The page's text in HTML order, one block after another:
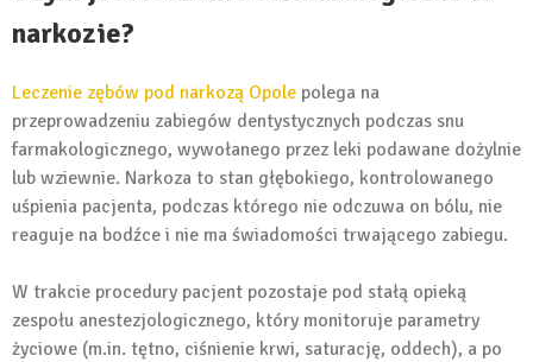
narkozie?
Leczenie zębów pod narkozą Opole polega na
przeprowadzeniu zabiegów dentystycznych podczas snu
farmakologicznego, wywołanego przez leki podawane dożylnie
lub wziewnie. Narkoza to stan głębokiego, kontrolowanego
uśpienia pacjenta, podczas którego nie odczuwa on bólu, nie
reaguje na bodźce i nie ma świadomości trwającego zabiegu.
W trakcie procedury pacjent pozostaje pod stałą opieką
zespołu anestezjologicznego, który monitoruje parametry
życiowe (m.in. tętno, ciśnienie krwi, saturację, oddech), a po